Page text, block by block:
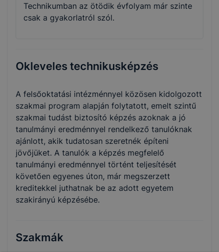
Technikumban az ötödik évfolyam már szinte
csak a gyakorlatról szól.
Okleveles technikusképzés
A felsőoktatási intézménnyel közösen kidolgozott
szakmai program alapján folytatott, emelt szintű
szakmai tudást biztosító képzés azoknak a jó
tanulmányi eredménnyel rendelkező tanulóknak
ajánlott, akik tudatosan szeretnék építeni
jövőjüket. A tanulók a képzés megfelelő
tanulmányi eredménnyel történt teljesítését
követően egyenes úton, már megszerzett
kreditekkel juthatnak be az adott egyetem
szakirányú képzésébe.
Szakmák